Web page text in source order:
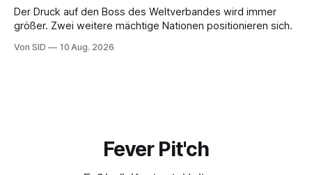
Der Druck auf den Boss des Weltverbandes wird immer
größer. Zwei weitere mächtige Nationen positionieren sich.
Von SID 10 Aug. 2026
Fever Pit'ch